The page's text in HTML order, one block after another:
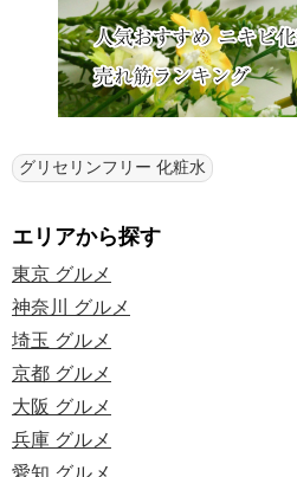
グリセリンフリー 化粧水
エリアから探す
東京 グルメ
神奈川 グルメ
埼玉 グルメ
京都 グルメ
大阪 グルメ
兵庫 グルメ
愛知 グルメ